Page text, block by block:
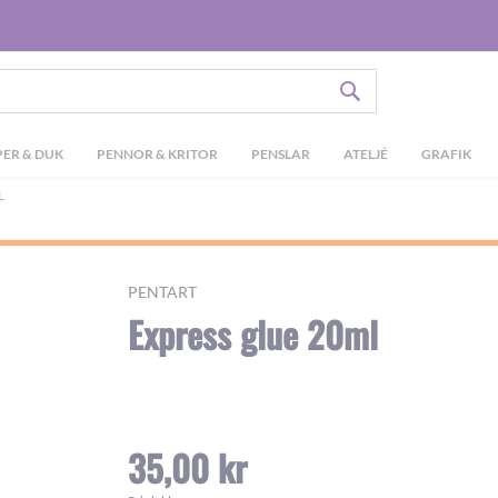
& DUK PENNOR & KRITOR PENSLAR ATELJÉ GRAFIK
PENTART
Express glue 20ml
35,00 kr